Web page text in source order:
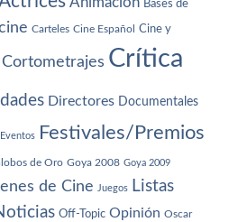
Bases de
Carteles Cine Español Cine y
Cortometrajes Crítica
Directores Documentales
Eventos Festivales/Premios
de Oro Goya 2008 Goya 2009
de Cine Juegos Listas
Off-Topic Opinión Oscar